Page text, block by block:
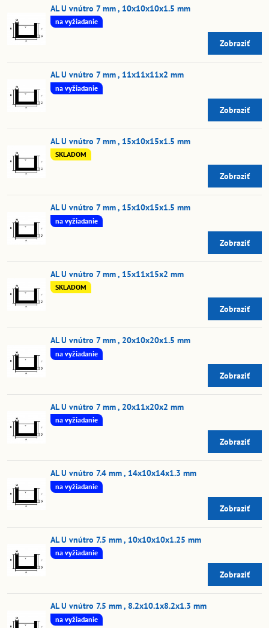
AL U vnútro 7 mm , 10x10x10x1.5 mm
na vyžiadanie
Zobraziť
AL U vnútro 7 mm , 11x11x11x2 mm
na vyžiadanie
Zobraziť
AL U vnútro 7 mm , 15x10x15x1.5 mm
SKLADOM
Zobraziť
AL U vnútro 7 mm , 15x10x15x1.5 mm
na vyžiadanie
Zobraziť
AL U vnútro 7 mm , 15x11x15x2 mm
SKLADOM
Zobraziť
AL U vnútro 7 mm , 20x10x20x1.5 mm
na vyžiadanie
Zobraziť
AL U vnútro 7 mm , 20x11x20x2 mm
na vyžiadanie
Zobraziť
AL U vnútro 7.4 mm , 14x10x14x1.3 mm
na vyžiadanie
Zobraziť
AL U vnútro 7.5 mm , 10x10x10x1.25 mm
na vyžiadanie
Zobraziť
AL U vnútro 7.5 mm , 8.2x10.1x8.2x1.3 mm
na vyžiadanie